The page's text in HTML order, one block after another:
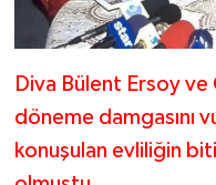
Diva Bülent Ersoy
döneme damgasını
konuşulan evliliğin